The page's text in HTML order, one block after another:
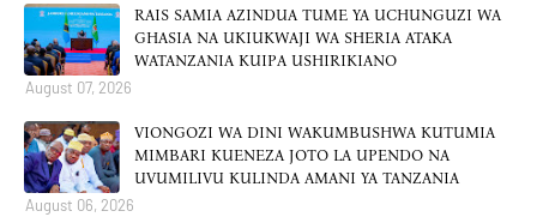
RAIS SAMIA AZINDUA TUME YA UCHUNGUZI WA
GHASIA NA UKIUKWAJI WA SHERIA ATAKA
WATANZANIA KUIPA USHIRIKIANO
August 07, 2026
VIONGOZI WA DINI WAKUMBUSHWA KUTUMIA
MIMBARI KUENEZA JOTO LA UPENDO NA
UVUMILIVU KULINDA AMANI YA TANZANIA
August 06, 2026